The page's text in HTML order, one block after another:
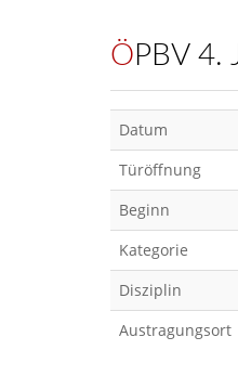
ÖPBV
Datum
Türöffnung
Beginn
Kategorie
Disziplin
Austragungsort